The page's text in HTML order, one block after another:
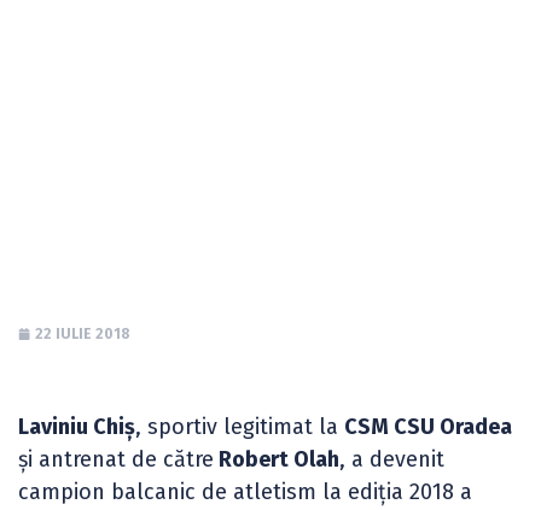
22 IULIE 2018
Laviniu Chiș, sportiv legitimat la CSM CSU Oradea
și antrenat de către Robert Olah, a devenit
campion balcanic de atletism la ediția 2018 a